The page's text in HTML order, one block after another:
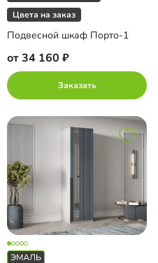
Цвета на заказ
Подвесной шкаф Порто-1
от 34 160
Заказать